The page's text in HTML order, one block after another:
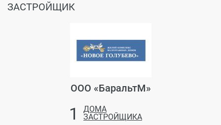
ЗАСТРОЙЩИК
ООО «БаральтМ»
1
ДОМА
ЗАСТРОЙЩИКА